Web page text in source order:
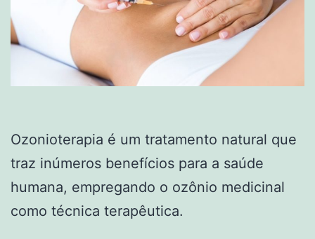
Ozonioterapia é um tratamento natural que
traz inúmeros benefícios para a saúde
humana, empregando o ozônio medicinal
como técnica terapêutica.